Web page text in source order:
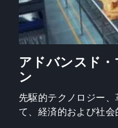
アドバンスド
ン
先駆的テクノロジー
て、経済的および社